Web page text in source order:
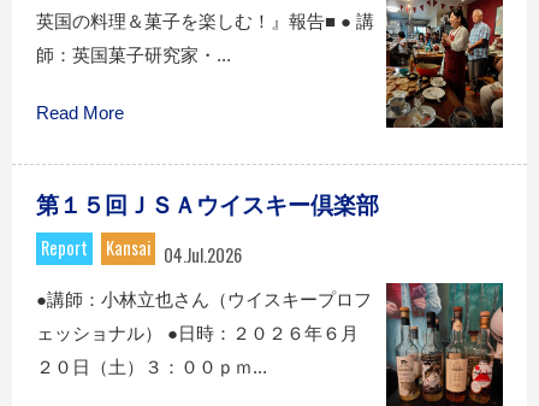
英国の料理＆菓子を楽しむ！』報告■ ● 講
師：英国菓子研究家・...
Read More
第１５回ＪＳＡウイスキー倶楽部
Report
Kansai 04.Jul.2026
●講師：小林立也さん（ウイスキープロフ
ェッショナル） ●日時：２０２６年６月
２０日（土）３：００ｐｍ...